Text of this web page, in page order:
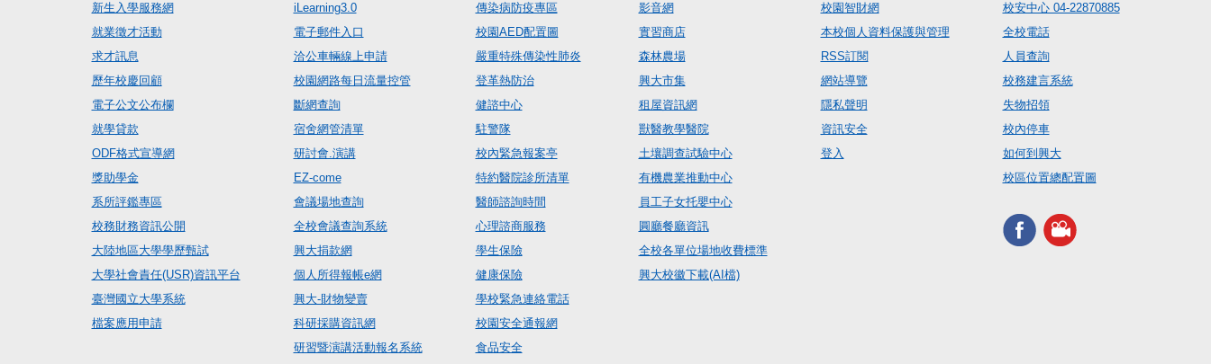
新生入學服務網
就業徵才活動
求才訊息
歷年校慶回顧
電子公文公布欄
就學貸款
ODF格式宣導網
獎助學金
系所評鑑專區
校務財務資訊公開
大陸地區大學學歷甄試
大學社會責任(USR)資訊平台
臺灣國立大學系統
檔案應用申請
iLearning3.0
電子郵件入口
洽公車輛線上申請
校園網路每日流量控管
斷網查詢
宿舍網管清單
研討會.演講
EZ-come
會議場地查詢
全校會議查詢系統
興大捐款網
個人所得報帳e網
興大-財物變賣
科研採購資訊網
研習暨演講活動報名系統
傳染病防疫專區
校園AED配置圖
嚴重特殊傳染性肺炎
登革熱防治
健諮中心
駐警隊
校內緊急報案亭
特約醫院診所清單
醫師諮詢時間
心理諮商服務
學生保險
健康保險
學校緊急連絡電話
校園安全通報網
食品安全
影音網
實習商店
森林農場
興大市集
租屋資訊網
獸醫教學醫院
土壤調查試驗中心
有機農業推動中心
員工子女托嬰中心
圓廳餐廳資訊
全校各單位場地收費標準
興大校徽下載(AI檔)
校園智財網
本校個人資料保護與管理
RSS訂閱
網站導覽
隱私聲明
資訊安全
登入
校安中心 04-22870885
全校電話
人員查詢
校務建言系統
失物招領
校內停車
如何到興大
校區位置總配置圖